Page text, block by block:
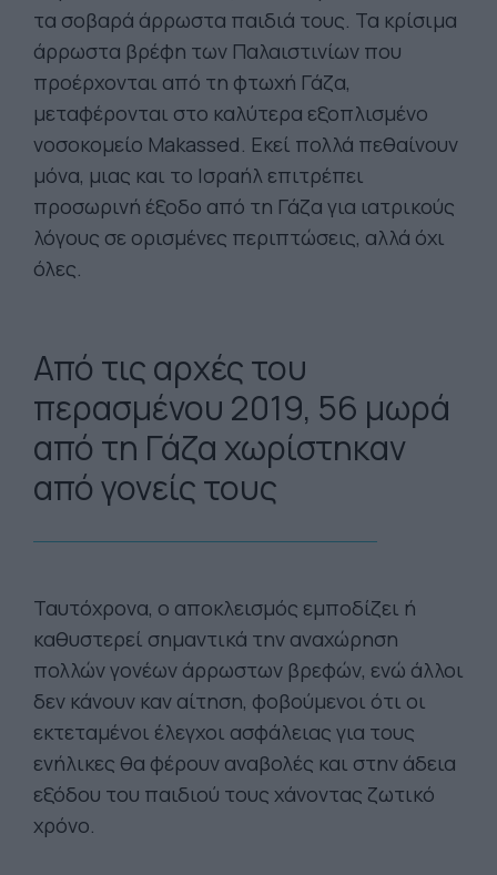
τα σοβαρά άρρωστα παιδιά τους. Τα κρίσιμα
άρρωστα βρέφη των Παλαιστινίων που
προέρχονται από τη φτωχή Γάζα,
μεταφέρονται στο καλύτερα εξοπλισμένο
νοσοκομείο Makassed. Εκεί πολλά πεθαίνουν
μόνα, μιας και το Ισραήλ επιτρέπει
προσωρινή έξοδο από τη Γάζα για ιατρικούς
λόγους σε ορισμένες περιπτώσεις, αλλά όχι
όλες.
Από τις αρχές του
περασμένου 2019, 56 μωρά
από τη Γάζα χωρίστηκαν
από γονείς τους
Ταυτόχρονα, ο αποκλεισμός εμποδίζει ή
καθυστερεί σημαντικά την αναχώρηση
πολλών γονέων άρρωστων βρεφών, ενώ άλλοι
δεν κάνουν καν αίτηση, φοβούμενοι ότι οι
εκτεταμένοι έλεγχοι ασφάλειας για τους
ενήλικες θα φέρουν αναβολές και στην άδεια
εξόδου του παιδιού τους χάνοντας ζωτικό
χρόνο.